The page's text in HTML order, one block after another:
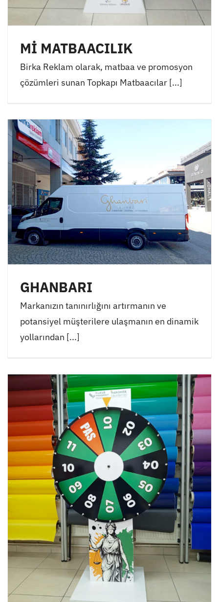
Mİ MATBAACILIK
Birka Reklam olarak, matbaa ve promosyon
çözümleri sunan Topkapı Matbaacılar [...]
GHANBARI
Markanızın tanınırlığını artırmanın ve
potansiyel müşterilere ulaşmanın en dinamik
yollarından [...]